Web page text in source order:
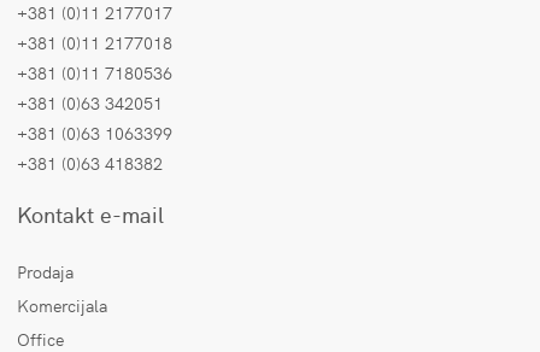
+381 (0)11 2177017
+381 (0)11 2177018
+381 (0)11 7180536
+381 (0)63 342051
+381 (0)63 1063399
+381 (0)63 418382
Kontakt e-mail
Prodaja
Komercijala
Office